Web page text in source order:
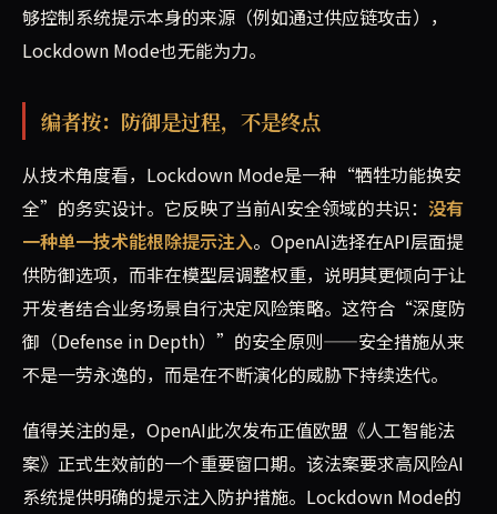
够控制系统提示本身的来源（例如通过供应链攻击），
Lockdown Mode也无能为力。
编者按：防御是过程，不是终点
从技术角度看，Lockdown Mode是一种“牺牲功能换安
全”的务实设计。它反映了当前AI安全领域的共识： 没有
一种单一技术能根除提示注入。OpenAI选择在API层面提
供防御选项，而非在模型层调整权重，说明其更倾向于让
开发者结合业务场景自行决定风险策略。这符合“深度防
御（Defense in Depth）”的安全原则——安全措施从来
不是一劳永逸的，而是在不断演化的威胁下持续迭代。
值得关注的是，OpenAI此次发布正值欧盟《人工智能法
案》正式生效前的一个重要窗口期。该法案要求高风险AI
系统提供明确的提示注入防护措施。Lockdown Mode的